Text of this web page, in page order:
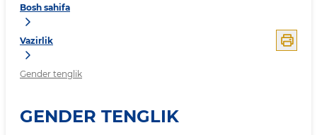
Bosh sahifa
Vazirlik
Gender tenglik
GENDER TENGLIK